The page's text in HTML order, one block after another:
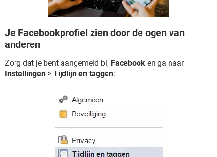
Je Facebookprofiel zien door de ogen van
anderen
Zorg dat je bent aangemeld bij Facebook en ga naar
Instellingen > Tijdlijn en taggen: